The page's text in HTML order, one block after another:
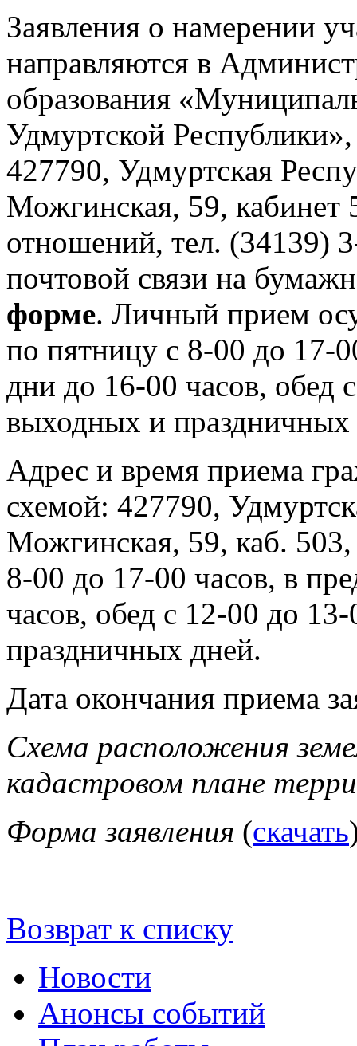
Заявления о намерении
направляются в
образования
Удмуртской
427790, Удмуртская
Можгинская, 59, кабинет
отношений, тел. (34139)
почтовой связи на
форме. Личный прием
по пятницу с 8-00 до 17-
дни до 16-00 часов, обед
выходных и праздничных
Адрес и время приема
схемой: 427790,
Можгинская, 59, каб.
8-00 до 17-00 часов, в
часов, обед с 12-00 до
праздничных дней.
Дата окончания приема
Схема расположения
кадастровом плане
Форма заявления (скачать
Возврат к списку
Новости
Анонсы событий